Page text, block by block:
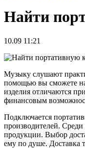
Найти
10.09 11:21
Музыку слушают
помощью вы сможете
изделия отличаются
финансовым
Подключается
производителей.
продукции. Выбор
ему по душе. Доставка